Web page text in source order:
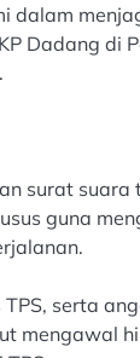
dalam
Dadang di
surat suara
guna
TPS, serta
mengawal